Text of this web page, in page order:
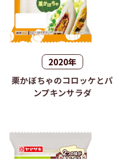
2020年
栗かぼちゃのコロッケとパ
ンプキンサラダ